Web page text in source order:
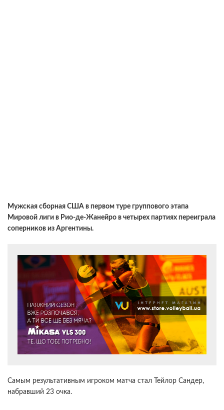
Мужская сборная США в первом туре группового этапа
Мировой лиги в Рио-де-Жанейро в четырех партиях переиграла
соперников из Аргентины.
Самым результативным игроком матча стал Тейлор Сандер,
набравший 23 очка.